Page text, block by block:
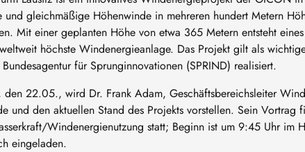
und gleichmäßige Höhenwinde in mehreren hundert Metern
Mit einer geplanten Höhe von etwa 365 Metern entsteht
höchste Windenergieanlage. Das Projekt gilt als
für Sprunginnovationen (SPRIND) realisiert.
den 22.05., wird Dr. Frank Adam, Geschäftsbereichsleiter
und den aktuellen Stand des Projekts vorstellen. Sein Vortrag
Windenergienutzung statt; Beginn ist um 9:45 Uhr im
eingeladen.